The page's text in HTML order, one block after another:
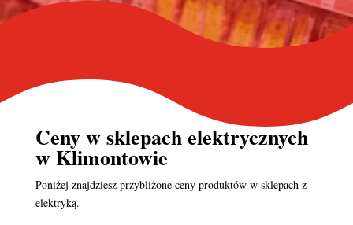
Ceny wsklepach elektrycznych
w Klimontowie
Poniżej znajdziesz przybliżone ceny produktów w sklepach z
elektryką.